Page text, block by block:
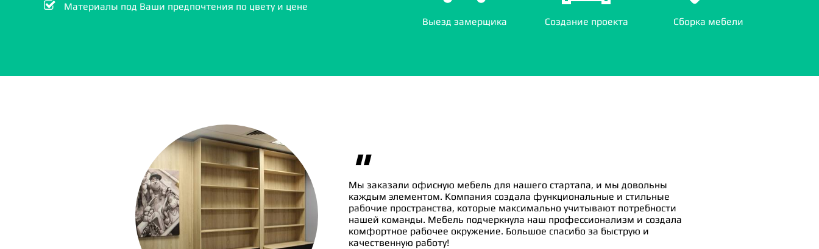
Материалы под Ваши предпочтения по цвету и цене
Выезд замерщика Создание проекта Сборка мебели
"
Мы заказали офисную мебель для нашего стартапа, и мы довольны
каждым элементом. Компания создала функциональные и стильные
рабочие пространства, которые максимально учитывают потребности
нашей команды. Мебель подчеркнула наш профессионализм и создала
комфортное рабочее окружение. Большое спасибо за быструю и
качественную работу!